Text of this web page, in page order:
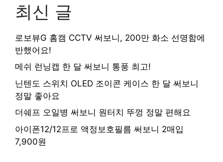
최신 글
로보뷰G 홈캠 CCTV 써보니, 200만 화소 선명함에
반했어요!
메쉬 런닝캡 한 달 써보니 통풍 최고!
닌텐도 스위치 OLED 조이콘 케이스 한 달 써보니
정말 좋아요
더쉐프 오일병 써보니 원터치 뚜껑 정말 편해요
아이폰12/12프로 액정보호필름 써보니 2매입
7,900원